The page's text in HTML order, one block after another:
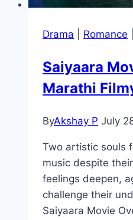
Drama Romance
Saiyaara
Marathi
ByAkshay P July
Two artistic souls
music despite
feelings deepen,
challenge their
Saiyaara Movie